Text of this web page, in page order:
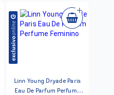
Linn Young Dryade Paris
Eau De Parfum Perfume